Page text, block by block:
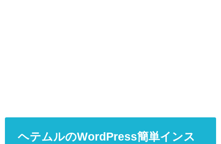
ヘテムルのWordPress簡単インス